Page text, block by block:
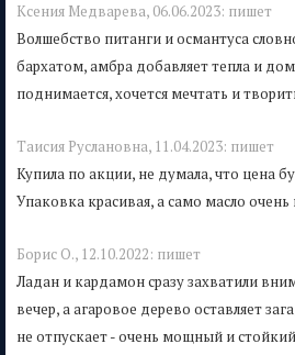
Ксения Mедварева, 06.06.2023: пишет
Волшебство питанги и османтуса
бархатом, амбра добавляет тепла и
поднимается, хочется мечтать и
Таисия Руслановна, 11.04.2023: пишет
Купила по акции, не думала, что цена
Упаковка красивая, а само масло
Борис О., 12.10.2022: пишет
Ладан и кардамон сразу захватили
вечер, а агаровое дерево оставляет
не отпускает - очень мощный и